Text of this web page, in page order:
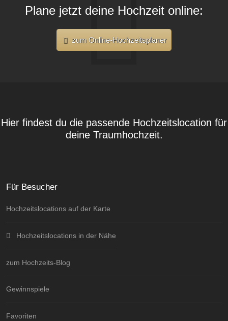
Plane jetzt deine Hochzeit online:
zum Online-Hochzeitsplaner
Hier findest du die passende Hochzeitslocation für
deine Traumhochzeit.
Für Besucher
Hochzeitslocations auf der Karte
Hochzeitslocations in der Nähe
zum Hochzeits-Blog
Gewinnspiele
Favoriten